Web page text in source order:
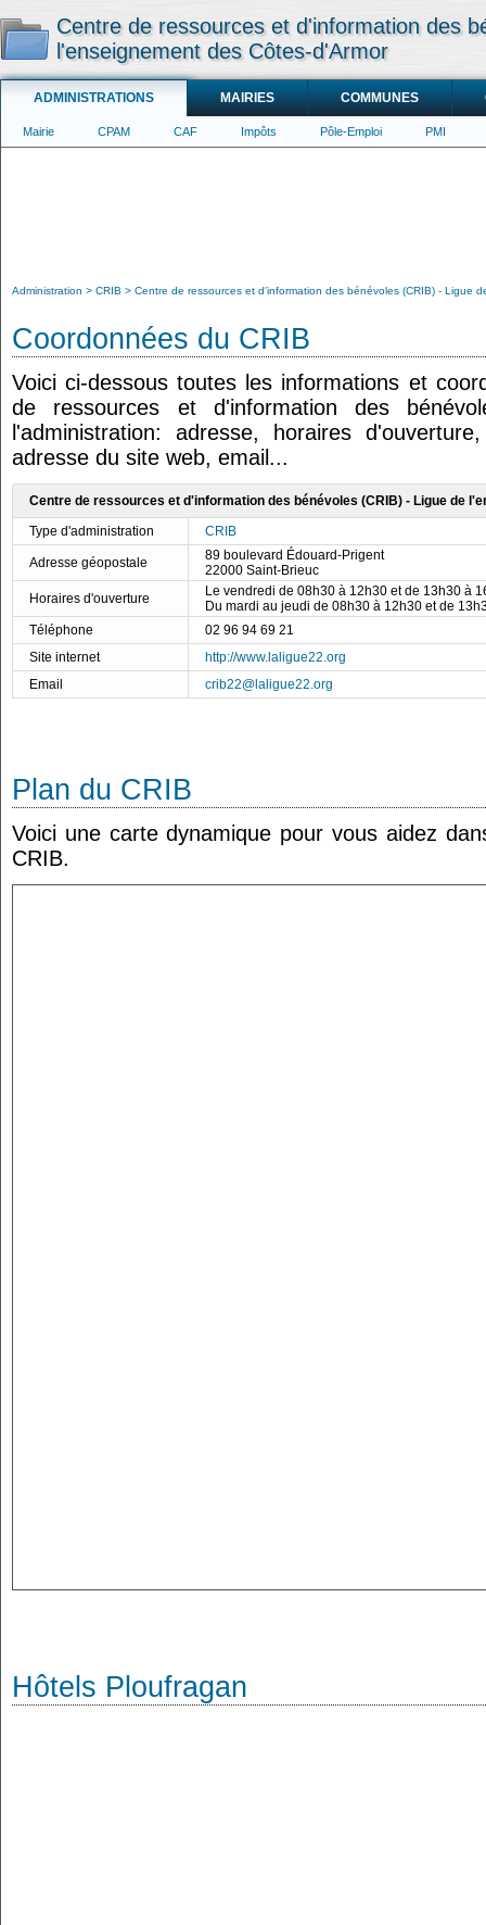
Centre de ressources et d'information des
l'enseignement des Côtes-d'Armor
ADMINISTRATIONS MAIRIES COMMUNES
Mairie CPAM CAF Impôts Pôle-Emploi PMI
Administration CRIB Centre de ressources et d'information des bénévoles (CRIB) - Ligue
Coordonnées du CRIB
Voici ci-dessous toutes les informations et
de ressources et d'information des
l'administration: adresse, horaires
adresse du site web, email...
Centre de ressources et d'information des bénévoles (CRIB) - Ligue de
Type d'administration
CRIB
Adresse géopostale
89 boulevard Édouard-Prigent
22000 Saint-Brieuc
Horaires d'ouverture
Le vendredi de 08h30 à 12h30 et de 13h30 à
Du mardi au jeudi de 08h30 à 12h30 et de
Téléphone
02 96 94 69 21
Site internet
http://www.laligue22.org
Email
crib22@laligue22.org
Plan du CRIB
Voici une carte dynamique pour vous aidez
CRIB.
Hôtels Ploufragan